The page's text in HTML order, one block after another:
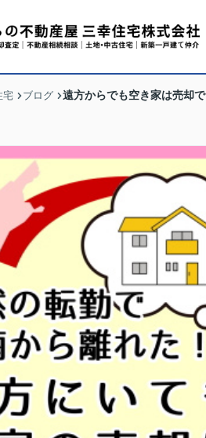
宅 ブログ 遠方からでも空き家は売却